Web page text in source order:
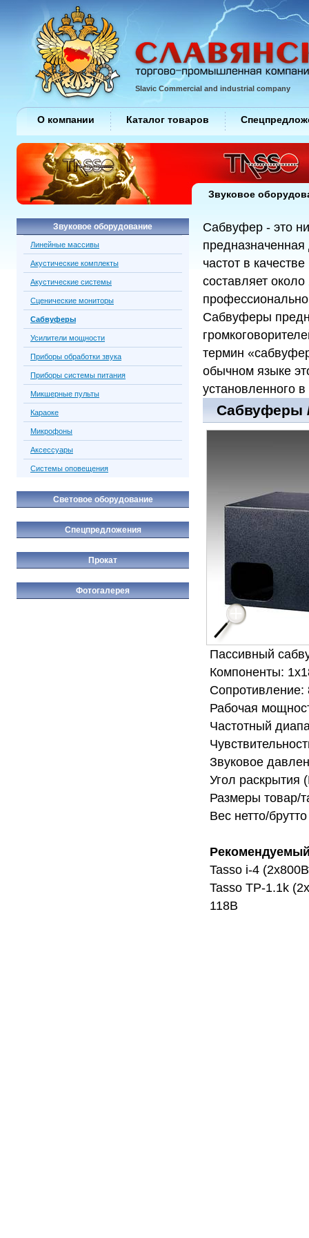
Сабвуфер - это
предназначенная
частот в
составляет
Сабвуферы
термин
обычном языке
установленного
Сабвуферы /
Пассивный
Компоненты:
Рабочая
Частотный
Звуковое
Угол раскрытия
Размеры товар/
Вес нетто/
Tasso i-4
Tasso TP-1.1k
118B
Звуковое оборудование
Линейные массивы
Акустические комплекты
Акустические системы
Сценические мониторы
Сабвуферы
Усилители мощности
Приборы обработки звука
Приборы системы питания
Микшерные пульты
Караоке
Микрофоны
Аксессуары
Системы оповещения
Световое оборудование
Спецпредложения
Прокат
Фотогалерея
Slavic Commercial and industrial company
О компании Каталог товаров
Звуковое